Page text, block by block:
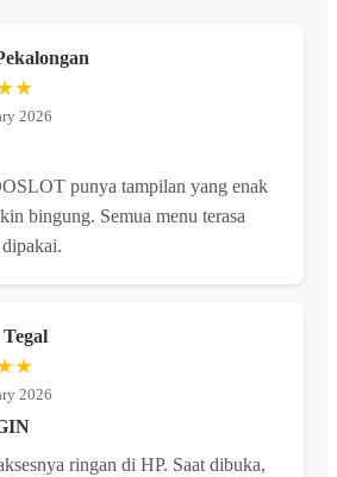
2026
punya tampilan yang enak
bingung. Semua menu terasa
2026
ringan di HP. Saat dibuka,